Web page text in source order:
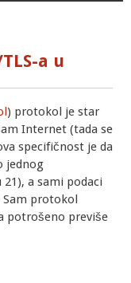
a u
) protokol je star
Internet (tada se
specifičnost je da
jednog
21), a sami podaci
Sam protokol
potrošeno previše